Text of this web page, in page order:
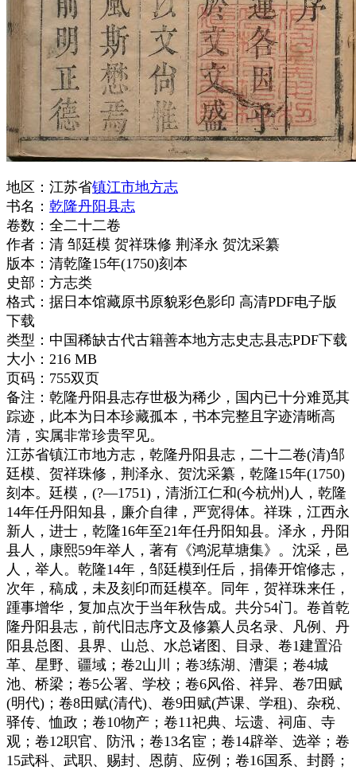
地区：江苏省镇江市地方志
书名： 乾隆丹阳县志
卷数：全二十二卷
作者：清 邹廷模 贺祥珠修 荆泽永 贺沈采纂
版本：清乾隆15年(1750)刻本
史部：方志类
格式：据日本馆藏原书原貌彩色影印 高清PDF电子版
下载
类型：中国稀缺古代古籍善本地方志史志县志PDF下载
大小：216 MB
页码：755双页
备注：乾隆丹阳县志存世极为稀少，国内已十分难觅其
踪迹，此本为日本珍藏孤本，书本完整且字迹清晰高
清，实属非常珍贵罕见。
江苏省镇江市地方志，乾隆丹阳县志，二十二卷(清)邹
廷模、贺祥珠修，荆泽永、贺沈采纂，乾隆15年(1750)
刻本。廷模，(?—1751)，清浙江仁和(今杭州)人，乾隆
14年任丹阳知县，廉介自律，严宽得体。祥珠，江西永
新人，进士，乾隆16年至21年任丹阳知县。泽永，丹阳
县人，康熙59年举人，著有《鸿泥草塘集》。沈采，邑
人，举人。乾隆14年，邹廷模到任后，捐俸开馆修志，
次年，稿成，未及刻印而廷模卒。同年，贺祥珠来任，
踵事增华，复加点次于当年秋告成。共分54门。卷首乾
隆丹阳县志，前代旧志序文及修纂人员名录、凡例、丹
阳县总图、县界、山总、水总诸图、目录、卷1建置沿
革、星野、疆域；卷2山川；卷3练湖、漕渠；卷4城
池、桥梁；卷5公署、学校；卷6风俗、祥异、卷7田赋
(明代)；卷8田赋(清代)、卷9田赋(芦课、学租)、杂税、
驿传、恤政；卷10物产；卷11祀典、坛遗、祠庙、寺
观；卷12职官、防汛；卷13名宦；卷14辟举、选举；卷
15武科、武职、赐封、恩荫、应例；卷16国系、封爵；